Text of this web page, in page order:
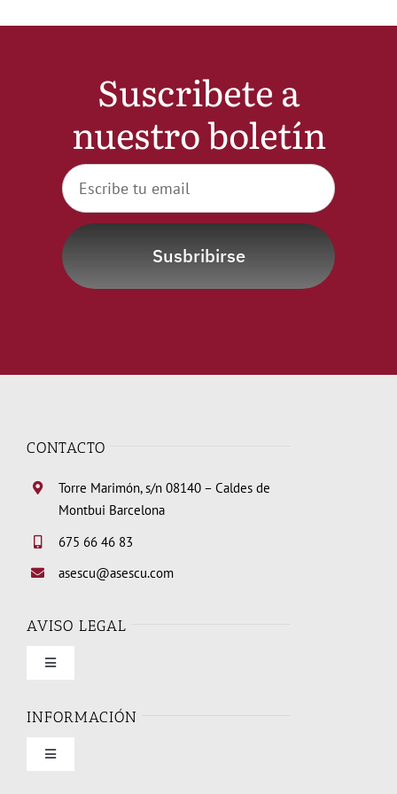
Noticias
Hazte Socio
Contactar
WooCommerce My Account
WooCommerce Cart
Suscribete a
nuestro boletín
Susbribirse
CONTACTO
Torre Marimón, s/n 08140 – Caldes de
Montbui Barcelona
675 66 46 83
asescu@asescu.com
AVISO LEGAL
Toggle
Condiciones de uso
INFORMACIÓN
Toggle